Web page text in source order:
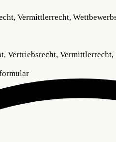
Vermittlerrecht,
Vertriebsrecht,